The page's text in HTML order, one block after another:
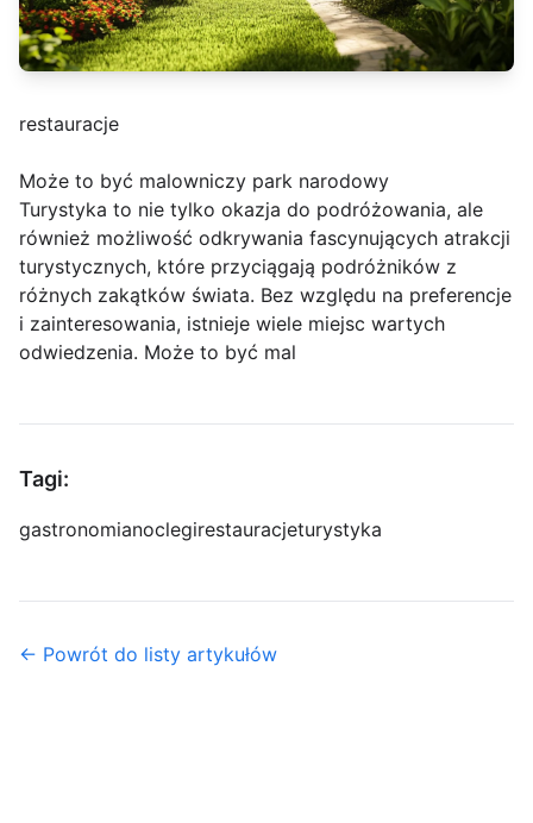
restauracje
Może to być malowniczy park narodowy
Turystyka to nie tylko okazja do podróżowania, ale
również możliwość odkrywania fascynujących atrakcji
turystycznych, które przyciągają podróżników z
różnych zakątków świata. Bez względu na preferencje
i zainteresowania, istnieje wiele miejsc wartych
odwiedzenia. Może to być mal
Tagi:
gastronomianoclegirestauracjeturystyka
← Powrót do listy artykułów